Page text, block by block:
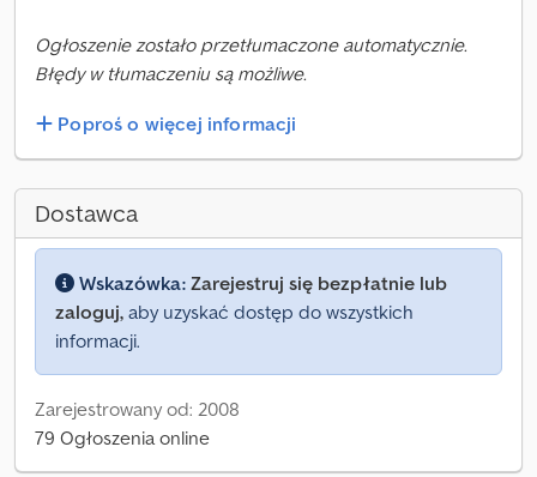
Ogłoszenie zostało przetłumaczone automatycznie.
Błędy w tłumaczeniu są możliwe.
Poproś o więcej informacji
Dostawca
Wskazówka: Zarejestruj się bezpłatnie lub
zaloguj, aby uzyskać dostęp do wszystkich
informacji.
Zarejestrowany od: 2008
79 Ogłoszenia online